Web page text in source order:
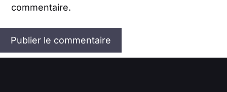
commentaire.